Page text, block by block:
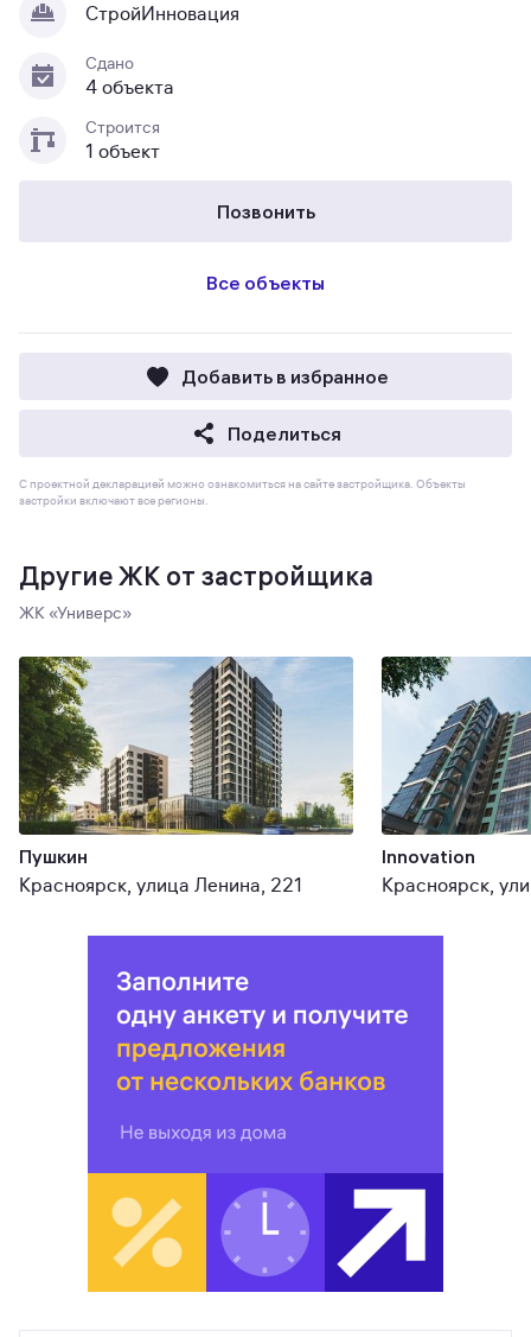
СтройИнновация
Сдано
4 объекта
Строится
1 объект
Позвонить
Все объекты
Добавить в избранное
Поделиться
С проектной декларацией можно ознакомиться на сайте застройщика. Объекты
застройки включают все регионы.
Другие ЖК от застройщика
ЖК «Универс»
Пушкин
Красноярск, улица Ленина, 221
Innovation